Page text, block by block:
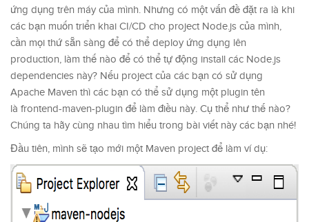
ứng dụng trên máy của mình. Nhưng có một vấn đề đặt ra là khi
các bạn muốn triển khai CI/CD cho project Node.js của mình,
cần mọi thứ sẵn sàng để có thể deploy ứng dụng lên
production, làm thế nào để có thể tự động install các Node.js
dependencies này? Nếu project của các bạn có sử dụng
Apache Maven thì các bạn có thể sử dụng một plugin tên
là frontend-maven-plugin để làm điều này. Cụ thể như thế nào?
Chúng ta hãy cùng nhau tìm hiểu trong bài viết này các bạn nhé!
Đầu tiên, mình sẽ tạo mới một Maven project để làm ví dụ: